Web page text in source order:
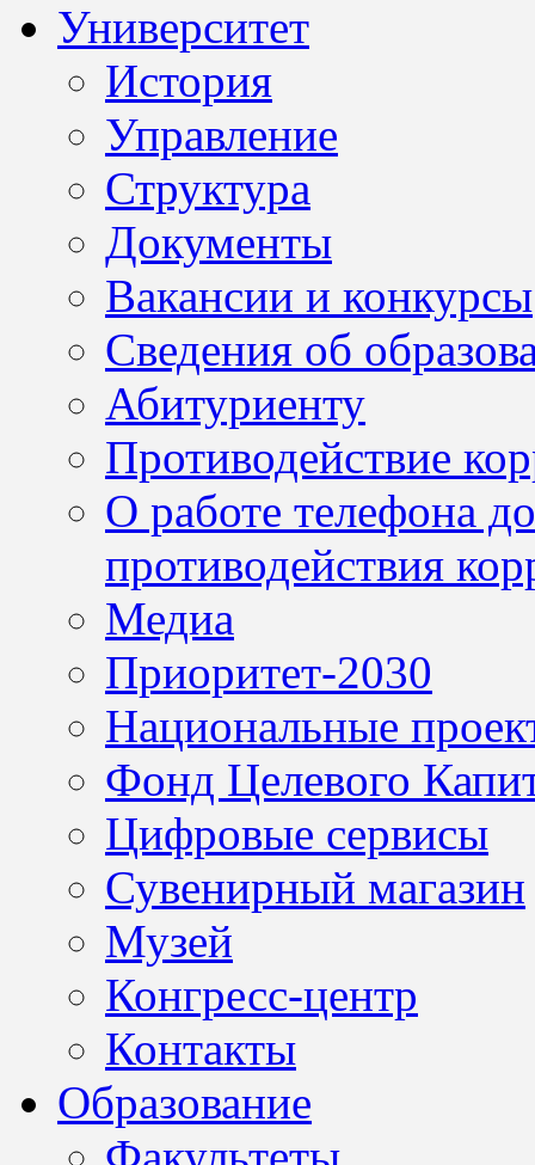
Университет
История
Управление
Структура
Документы
Вакансии и конкурсы
Сведения об
Абитуриенту
Противодействие
О работе телефона
противодействия
Медиа
Приоритет-2030
Национальные
Фонд Целевого
Цифровые сервисы
Сувенирный магазин
Музей
Конгресс-центр
Контакты
Образование